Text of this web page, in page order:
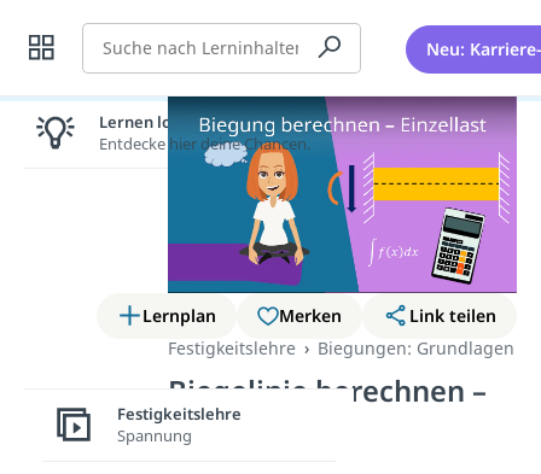
Suche Neu:
Lernplan Merken
Link teilen
Festigkeitslehre
Biegungen: Grundlagen
Biegelinie berechnen –
Einzellast
Lernen lohnt sich!
Entdecke hier deine Chancen.
Festigkeitslehre
Spannung